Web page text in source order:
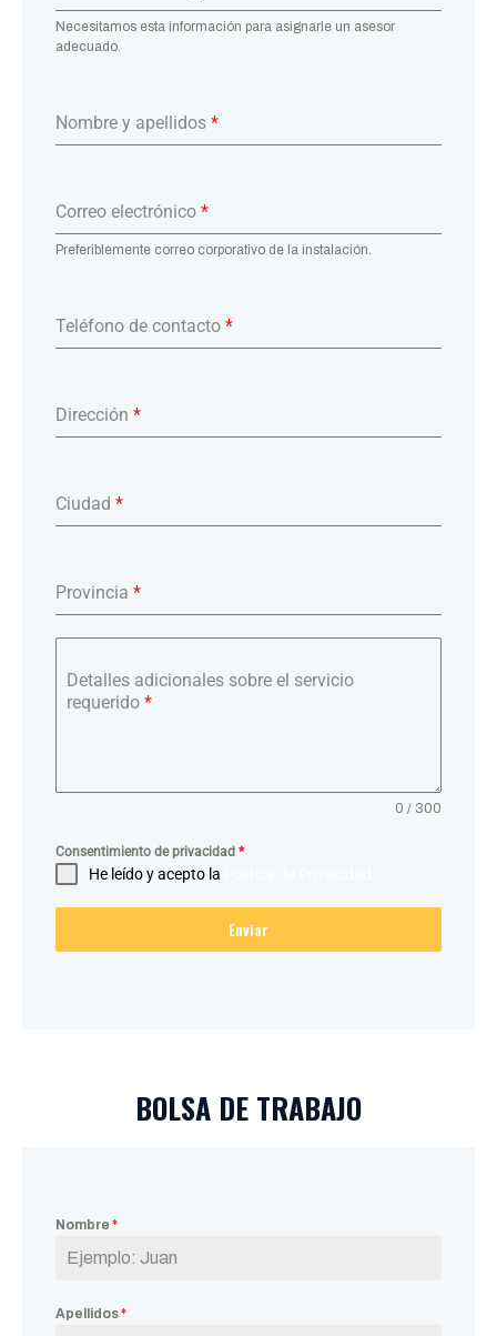
Necesitamos esta información para asignarle un asesor
adecuado.
Nombre y apellidos *
Correo electrónico *
Preferiblemente correo corporativo de la instalación.
Teléfono de contacto *
Dirección *
Ciudad *
Provincia *
Detalles adicionales sobre el servicio
requerido *
0 / 300
Consentimiento de privacidad *
He leído y acepto la
Enviar
BOLSA DE TRABAJO
Nombre *
Apellidos*